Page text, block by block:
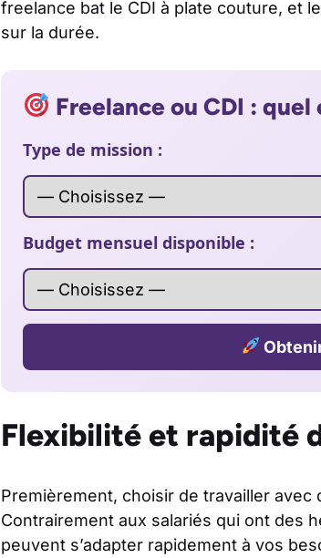
freelance bat le CDI à plate couture, et
sur la durée.
Freelance ou CDI :
Type de mission :
Budget mensuel disponible :
Flexibilité et rapidité
Premièrement, choisir de travailler
Contrairement aux salariés qui ont des
peuvent s’adapter rapidement à vos